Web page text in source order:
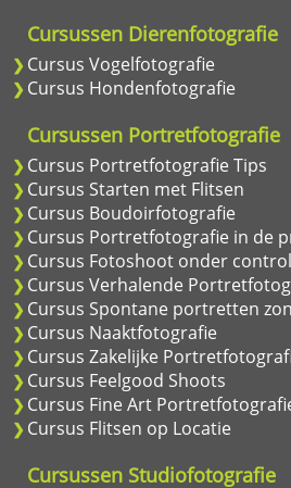
Cursussen Dierenfotografie
Cursus Vogelfotografie
Cursus Hondenfotografie
Cursussen Portretfotografie
Cursus Portretfotografie Tips
Cursus Starten met Flitsen
Cursus Boudoirfotografie
Cursus Portretfotografie in de
Cursus Fotoshoot onder
Cursus Verhalende
Cursus Spontane portretten
Cursus Naaktfotografie
Cursus Zakelijke
Cursus Feelgood Shoots
Cursus Fine Art
Cursus Flitsen op Locatie
Cursussen Studiofotografie